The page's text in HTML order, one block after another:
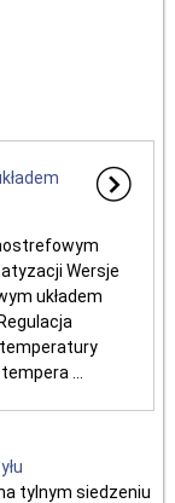
Wersje
układem
...
tylnym siedzeniu